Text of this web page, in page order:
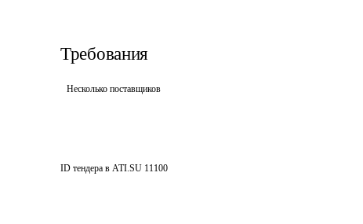
Требования
Несколько поставщиков
ID тендера в ATI.SU 11100